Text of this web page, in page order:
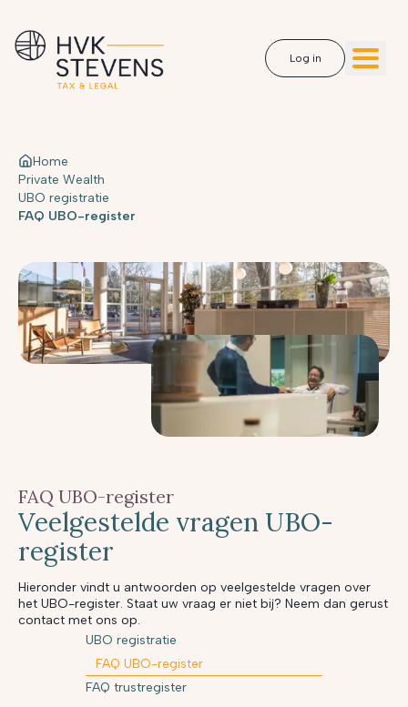
Log in
Home
Private Wealth
UBO registratie
FAQ UBO-register
FAQ UBO-register
Veelgestelde vragen UBO-
register
Hieronder vindt u antwoorden op veelgestelde vragen over
het UBO-register. Staat uw vraag er niet bij? Neem dan gerust
contact met ons op.
UBO registratie
FAQ UBO-register
FAQ trustregister